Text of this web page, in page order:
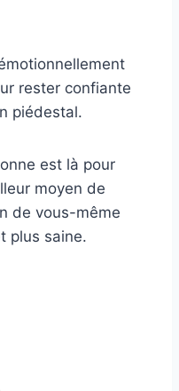
rester confiante
piédestal.
est là pour
moyen de
de vous-même
plus saine.